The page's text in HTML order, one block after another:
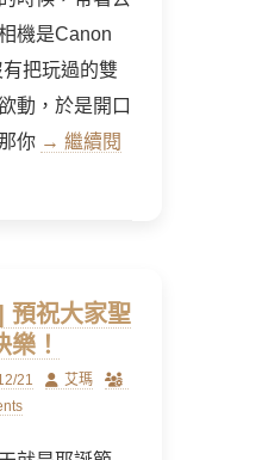
機是Canon
把玩過的雙
動，於是開口
你 → 繼續閱
預祝大家聖
樂！
21 Author
艾瑪